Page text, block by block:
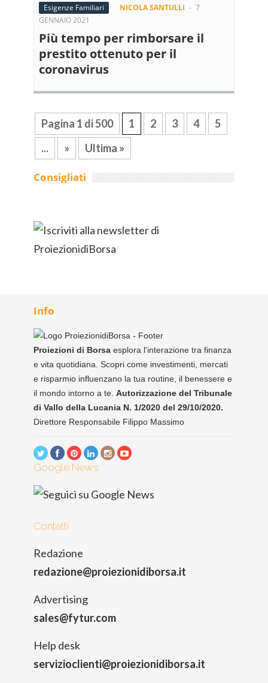
Esigenze Familiari NICOLA SANTULLI - 7
GENNAIO 2021
Più tempo per rimborsare il
prestito ottenuto per il
coronavirus
Pagina 1 di 500 1 2 3 4
5
...
» Ultima »
Consigliati
Info
Proiezioni di Borsa esplora l'interazione tra finanza
e vita quotidiana. Scopri come investimenti, mercati
e risparmio influenzano la tua routine, il benessere e
il mondo intorno a te. Autorizzazione del Tribunale
di Vallo della Lucania N. 1/2020 del 29/10/2020.
Direttore Responsabile Filippo Massimo
Google News
Contatti
Redazione
redazione@proiezionidiborsa.it
Advertising
sales@fytur.com
Help desk
servizioclienti@proiezionidiborsa.it